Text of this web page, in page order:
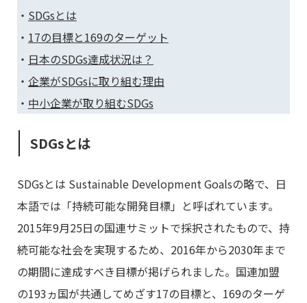
・ SDGsとは
・ 17の目標と169のターゲット
・ 日本のSDGs達成状況は？
・ 企業がSDGsに取り組む理由
・ 中小企業が取り組むSDGs
SDGsとは
SDGsとは Sustainable Development Goalsの略で、日
本語では「持続可能な開発目標」と呼ばれています。
2015年9月25日の国連サミットで採択されたもので、持
続可能な社会を実現するため、2016年から2030年まで
の期間に達成すべき目標が掲げられました。国連加盟
の193ヵ国が共通してめざす17の目標と、169のターゲ